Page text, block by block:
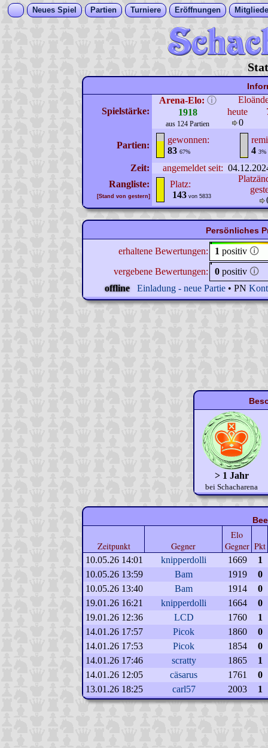
Neues Spiel Partien Turniere Eröffnungen
Spielstärke:
Arena-Elo: ⓘ
1918
aus 124 Partien
heute
0
Partien:
gewonnen:
83 67%
4 3%
Zeit: angemeldet seit:
Rangliste:
[Stand von gestern]
Platz:
143 von 5833
Persönliches
erhaltene Bewertungen: 1 positiv 🛈
vergebene Bewertungen:
0 positiv 🛈
offline
Einladung - neue Partie • PN
> 1 Jahr
bei Schacharena
Zeitpunkt Gegner
Elo
Gegner Pkt
10.05.26 14:01 knipperdolli 1669
1
10.05.26 13:59
Bam 1919
0
10.05.26 13:40
Bam 1914
0
19.01.26 16:21
knipperdolli 1664
0
19.01.26 12:36
LCD 1760
1
14.01.26 17:57
Picok 1860
0
14.01.26 17:53
Picok 1854
0
14.01.26 17:46
scratty 1865
1
14.01.26 12:05
cäsarus 1761
0
13.01.26 18:25
carl57 2003 1